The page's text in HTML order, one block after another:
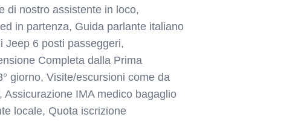
di nostro assistente in loco,
in partenza, Guida parlante italiano
Jeep 6 posti passeggeri,
Completa dalla Prima
giorno, Visite/escursioni come da
IMA medico bagaglio
locale, Quota iscrizione